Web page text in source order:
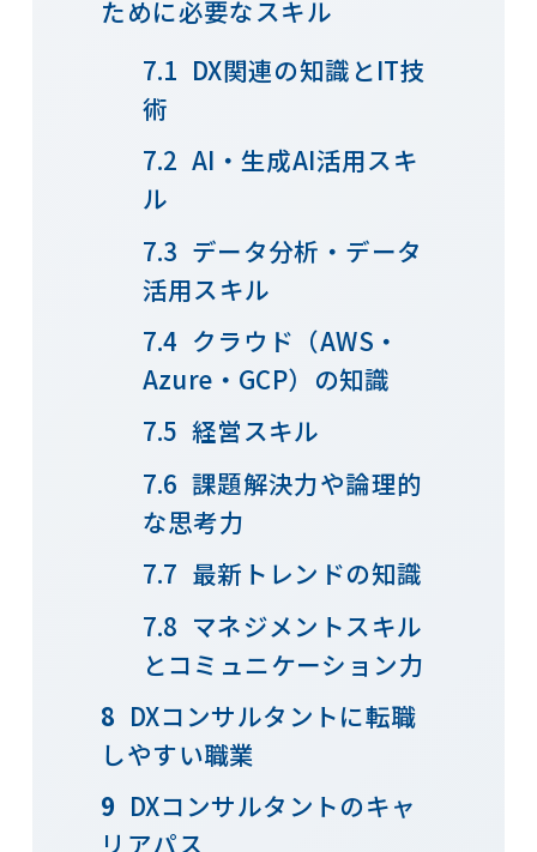
ために必要なスキル
DX関連の知識とIT技
術
AI・生成AI活用スキ
ル
データ分析・データ
活用スキル
クラウド（AWS・
Azure・GCP）の知識
経営スキル
課題解決力や論理的
な思考力
最新トレンドの知識
マネジメントスキル
とコミュニケーション力
DXコンサルタントに転職
しやすい職業
DXコンサルタントのキャ
リアパス